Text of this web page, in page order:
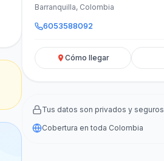
Barranquilla, Colombia
6053588092
Cómo llegar
Tus datos son privados y seguros
Cobertura en toda Colombia